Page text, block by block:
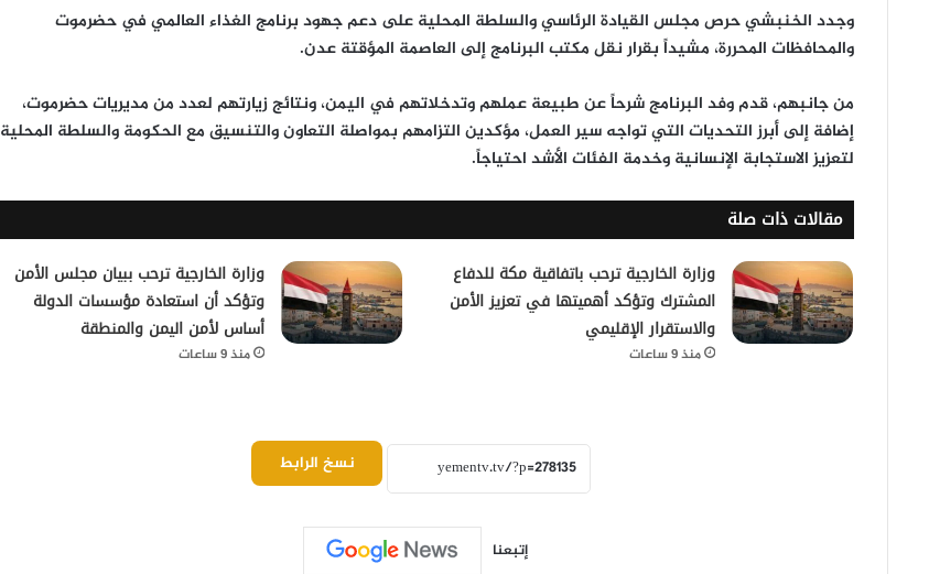
وجدد الخنبشي حرصمجلس القيادة الرئاسيوالسلطة المحلية على دعم جهود برنامج الغذاء العالمي في حضرموت
والمحافظات المحررة، مشيداً بقرارنقل مكتب البرنامج إلى العاصمة المؤقتة عدن.
من جانبهم، قدم وفد البرنامج شرحاً عن طبيعة عملهم وتدخلاتهم في اليمن، ونتائج زيارتهم لعدد من مديريات حضرموت،
إضافة إلى أبرز التحديات التي تواجه سير العمل، مؤكدين التزامهم بمواصلة التعاون والتنسيق مع الحكومة والسلطة المحلية
لتعزيز الاستجابة الإنسانية وخدمة الفئات الأشد احتياجاً.
مقالات ذات صلة
وزارة الخارجية ترحب باتفاقية مكة للدفاع
المشترك وتؤكد أهميتها في تعزيز الأمن
والاستقرار الإقليمي
منذ 9 ساعات
وزارة الخارجية ترحب ببيان مجلس الأمن
وتؤكد أن استعادة مؤسسات الدولة
أساس لأمن اليمن والمنطقة
منذ 9 ساعات
نسخ الرابط
إتبعنا